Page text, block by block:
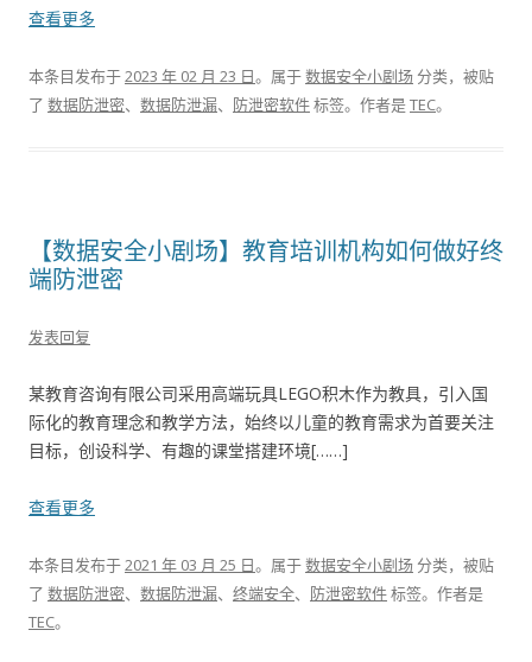
查看更多
本条目发布于2023 年 02 月 23 日。属于数据安全小剧场分类，被贴
了 数据防泄密、 数据防泄漏、 防泄密软件标签。 作者是TEC。
【数据安全小剧场】教育培训机构如何做好终
端防泄密
发表回复
某教育咨询有限公司采用高端玩具LEGO积木作为教具，引入国
际化的教育理念和教学方法，始终以儿童的教育需求为首要关注
目标，创设科学、有趣的课堂搭建环境[……]
查看更多
本条目发布于2021 年 03 月 25 日。属于数据安全小剧场分类，被贴
了 数据防泄密、 数据防泄漏、 终端安全、 防泄密软件标签。 作者是
TEC。